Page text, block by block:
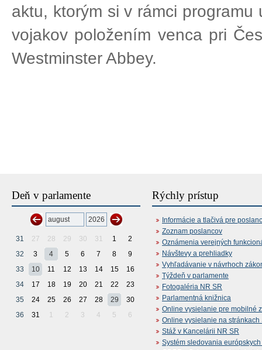
aktu, ktorým si v rámci
vojakov položením venca pri
Westminster Abbey.
Deň v parlamente
31 27 28 29 30 31 1
2
32
3 4 5 6 7 8
9
33
10 11 12 13 14 15
16
34
17 18 19 20 21 22
23
35
24 25 26 27 28 29
30
36
31 1 2 3 4 5 6
Rýchly prístup
Informácie a tlačivá pre
Zoznam poslancov
Oznámenia verejných
Návštevy a prehliadky
Vyhľadávanie v návrhoch
Týždeň v parlamente
Fotogaléria NR SR
Parlamentná knižnica
Online vysielanie pre mobilné
Online vysielanie na stránkach
Stáž v Kancelárii NR SR
Systém sledovania